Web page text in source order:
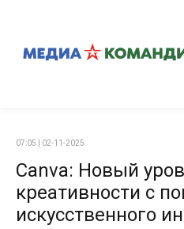
07:05 | 02-11-2025
Canva: Новый
креативности с
искусственного